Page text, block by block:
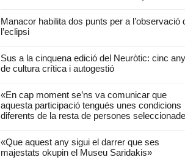
Manacor habilita dos punts per a l’observació
l’eclipsi
Sus a la cinquena edició del Neuròtic: cinc
de cultura crítica i autogestió
«En cap moment se’ns va comunicar que
aquesta participació tengués unes condicions
diferents de la resta de persones
«Que aquest any sigui el darrer que ses
majestats okupin el Museu Saridakis»